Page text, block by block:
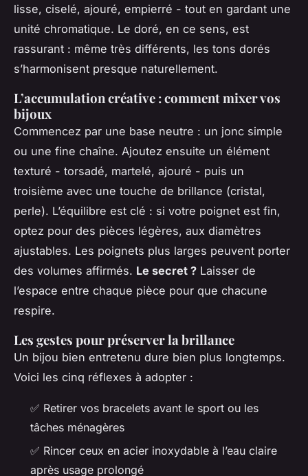
lisse, ciselé, ajouré, empierré - tout en gardant une
unité chromatique. Le doré, en ce sens, est
rassurant : même très différents, les tons dorés
s’harmonisent presque naturellement.
L’accumulation créative : comment mixer vos
bijoux
Commencez par une base neutre : un jonc simple
ou une fine chaîne. Ajoutez ensuite un élément
texturé - torsadé, martelé, ajouré - puis un
troisième avec une touche de brillance (cristal,
perle). L’équilibre est clé : si votre poignet est fin,
optez pour des pièces légères, aux diamètres
ajustables. Les poignets plus larges peuvent porter
des volumes affirmés. Le secret ? Laisser de
l’espace entre chaque pièce pour que chacune
respire.
Les gestes pour préserver la brillance
Un bijou bien entretenu dure bien plus longtemps.
Voici les cinq réflexes à adopter :
✅ Retirer vos bracelets avant le sport ou les
tâches ménagères
✅ Rincer ceux en acier inoxydable à l’eau claire
après usage prolongé